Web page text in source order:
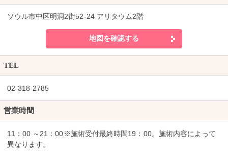
ソウル市中区明洞2街52-24 アリタウム2階
地図を確認する
TEL
02-318-2785
営業時間
11：00 ～21：00※施術受付最終時間19：00。施術内容によって
異なります。